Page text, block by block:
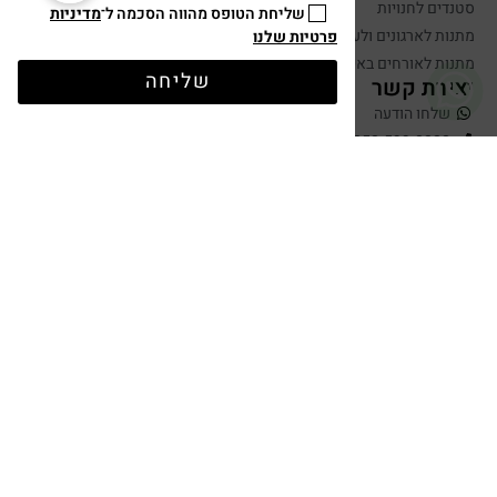
סטנדים לחנויות
מתנות לארגונים ולעובדים
מתנות לאורחים באירועים
יצירת קשר
שלחו הודעה
050-599-0088
שליחת הטופס מהווה הסכמה ל־מדיניות
פרטיות שלנו
שליחה